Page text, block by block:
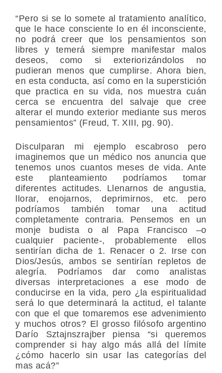
“Pero si se lo somete al tratamiento analítico,
que le hace consciente lo en él inconsciente,
no podrá creer que los pensamientos son
libres y temerá siempre manifestar malos
deseos, como si exteriorizándolos no
pudieran menos que cumplirse. Ahora bien,
en esta conducta, así como en la superstición
que practica en su vida, nos muestra cuán
cerca se encuentra del salvaje que cree
alterar el mundo exterior mediante sus meros
pensamientos” (Freud, T. XIII, pg. 90).
Disculparan mi ejemplo escabroso pero
imaginemos que un médico nos anuncia que
tenemos unos cuantos meses de vida. Ante
este planteamiento podríamos tomar
diferentes actitudes. Llenarnos de angustia,
llorar, enojarnos, deprimirnos, etc. pero
podríamos también tomar una actitud
completamente contraria. Pensemos en un
monje budista o al Papa Francisco –o
cualquier paciente-, probablemente ellos
sentirían dicha de 1. Renacer o 2. Irse con
Dios/Jesús, ambos se sentirían repletos de
alegría. Podríamos dar como analistas
diversas interpretaciones a ese modo de
conducirse en la vida, pero ¿la espiritualidad
será lo que determinará la actitud, el talante
con que el que tomaremos ese advenimiento
y muchos otros? El grosso filósofo argentino
Darío Sztajnszrajber piensa “si queremos
comprender si hay algo más allá del límite
¿cómo hacerlo sin usar las categorías del
mas acá?”